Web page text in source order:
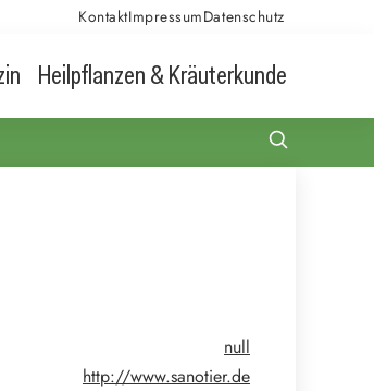
KontaktImpressumDatenschutz
Heilpflanzen & Kräuterkunde
null
http://www.sanotier.de